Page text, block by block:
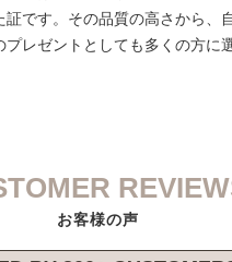
証です。その品質の高さから、
プレゼントとしても多くの方に
お客様の声